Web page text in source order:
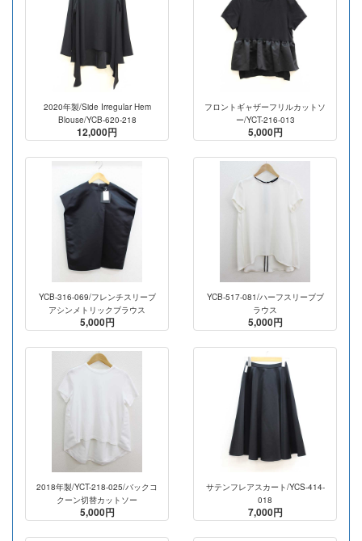
2020年製/Side Irregular Hem
Blouse/YCB-620-218
12,000円
フロントギャザーフリルカットソ
ー/YCT-216-013
5,000円
YCB-316-069/フレンチスリーブ
アシンメトリックブラウス
5,000円
YCB-517-081/ハーフスリーブブ
ラウス
5,000円
2018年製/YCT-218-025/バックコ
クーン切替カットソー
5,000円
サテンフレアスカート/YCS-414-
018
7,000円